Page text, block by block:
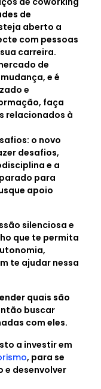
de
aberto a
com pessoas
carreira.
de
e é
e
faça
relacionados à
o novo
desafios,
e a
para
apoio
silenciosa e
que te permita
te ajudar nessa
quais são
buscar
com eles.
a investir em
, para se
e desenvolver